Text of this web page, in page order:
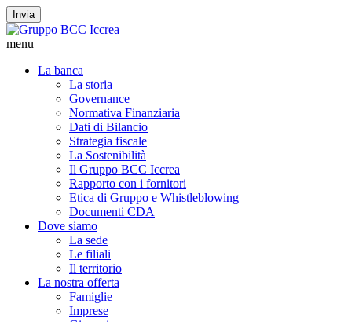
Invia
menu
La banca
La storia
Governance
Normativa Finanziaria
Dati di Bilancio
Strategia fiscale
La Sostenibilità
Il Gruppo BCC Iccrea
Rapporto con i fornitori
Etica di Gruppo e Whistleblowing
Documenti CDA
Dove siamo
La sede
Le filiali
Il territorio
La nostra offerta
Famiglie
Imprese